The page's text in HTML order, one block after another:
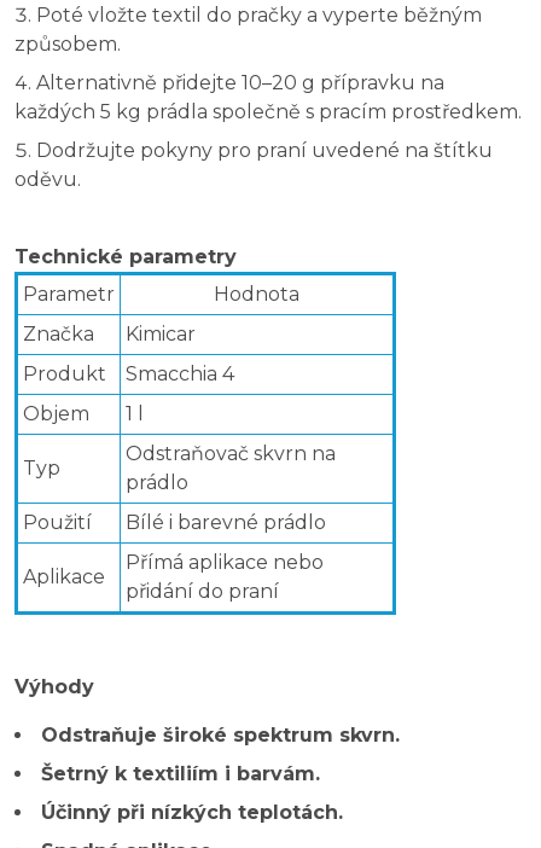
Poté vložte textil do pračky a vyperte běžným
způsobem.
Alternativně přidejte 10–20 g přípravku na
každých 5 kg prádla společně s pracím prostředkem.
Dodržujte pokyny pro praní uvedené na štítku
oděvu.
Technické parametry
Parametr
Hodnota
Značka
Kimicar
Produkt
Smacchia 4
Objem
1 l
Typ
Odstraňovač skvrn na
prádlo
Použití
Bílé i barevné prádlo
Aplikace
Přímá aplikace nebo
přidání do praní
Výhody
Odstraňuje široké spektrum skvrn.
Šetrný k textiliím i barvám.
Účinný při nízkých teplotách.